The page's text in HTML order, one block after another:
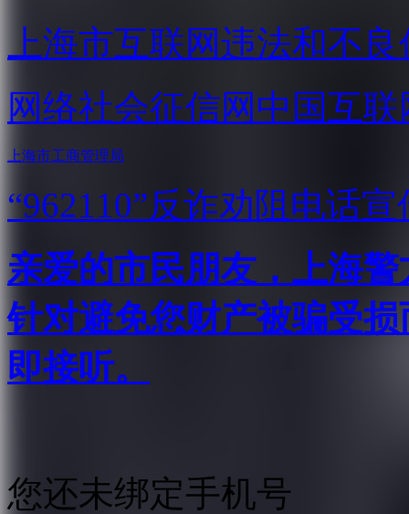
上海市互联网违法和不
网络社会征信网 中国互
上海市工商管理局
“962110”反诈劝阻电话宣
亲爱的市民朋友，上海
针对避免您财产被骗受
即接听。
您还未绑定手机号